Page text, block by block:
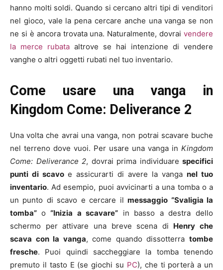
hanno molti soldi. Quando si cercano altri tipi di venditori
nel gioco, vale la pena cercare anche una vanga se non
ne si è ancora trovata una. Naturalmente, dovrai vendere
la merce rubata altrove se hai intenzione di vendere
vanghe o altri oggetti rubati nel tuo inventario.
Come usare una vanga in
Kingdom Come: Deliverance 2
Una volta che avrai una vanga, non potrai scavare buche
nel terreno dove vuoi. Per usare una vanga in Kingdom
Come: Deliverance 2, dovrai prima individuare specifici
punti di scavo e assicurarti di avere la vanga nel tuo
inventario. Ad esempio, puoi avvicinarti a una tomba o a
un punto di scavo e cercare ilmessaggio “Svaligia la
tomba” o“Inizia a scavare” in basso a destra dello
schermo per attivare una breve scena di Henry che
scava con la vanga, come quando dissotterratombe
fresche. Puoi quindi saccheggiare la tomba tenendo
premuto il tasto E (se giochi su PC), che ti porterà a un